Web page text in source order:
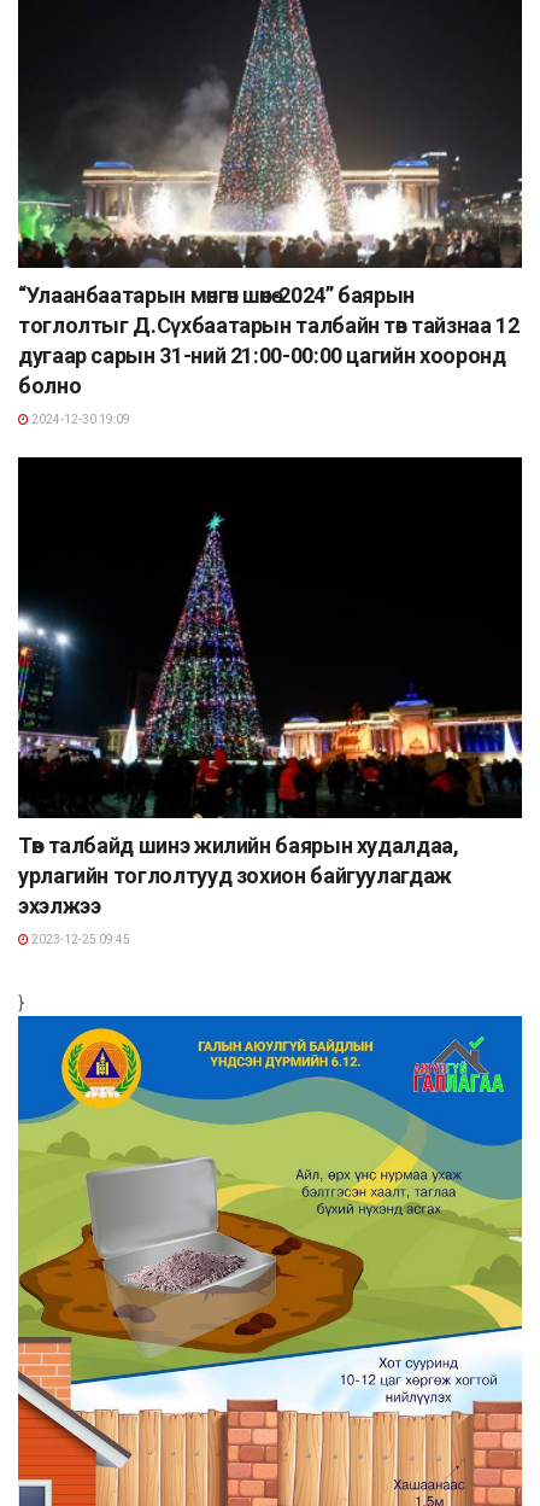
“Улаанбаатарын мөнгөн шөнө-2024” баярын
тоглолтыг Д.Сүхбаатарын талбайн төв тайзнаа 12
дугаар сарын 31-ний 21:00-00:00 цагийн хооронд
болно
2024-12-30 19:09
Төв талбайд шинэ жилийн баярын худалдаа,
урлагийн тоглолтууд зохион байгуулагдаж
эхэлжээ
2023-12-25 09:45
}